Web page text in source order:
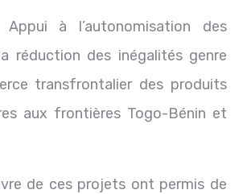
à l’autonomisation des
réduction des inégalités genre
transfrontalier des produits
aux frontières Togo-Bénin et
de ces projets ont permis de